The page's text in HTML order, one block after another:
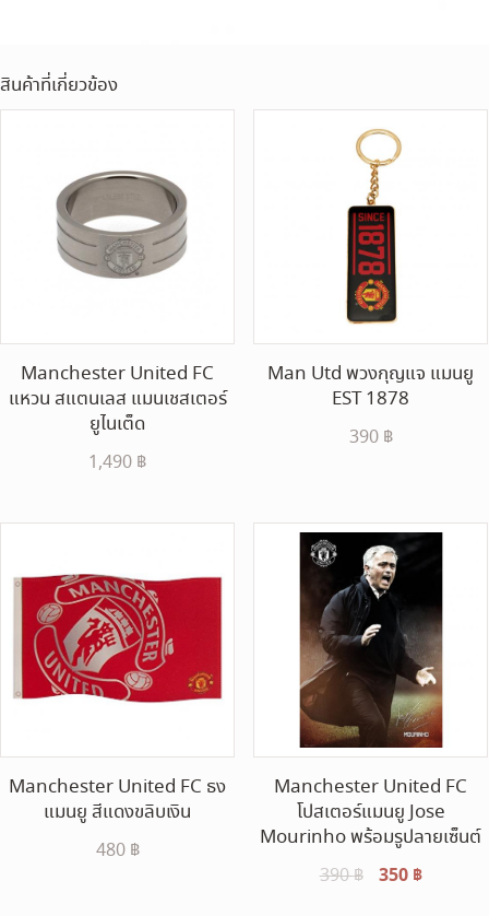
สินค้าที่เกี่ยวข้อง
Manchester United FC
แหวน สแตนเลส แมนเชสเตอร์
ยูไนเต็ด
1,490 ฿
Man Utd พวงกุญแจ แมนยู
EST 1878
390 ฿
Manchester United FC ธง
แมนยู สีแดงขลิบเงิน
480 ฿
Manchester United FC
โปสเตอร์แมนยู Jose
Mourinho พร้อมรูปลายเซ็นต์
390฿
Original
350 ฿Current